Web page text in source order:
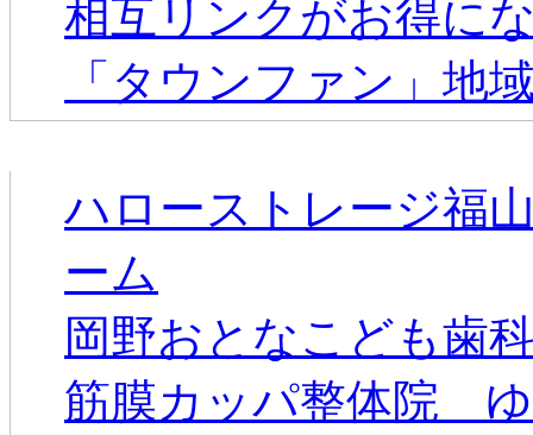
相互リンクがお得に
「タウンファン」地
ハローストレージ福
ーム
岡野おとなこども歯
筋膜カッパ整体院